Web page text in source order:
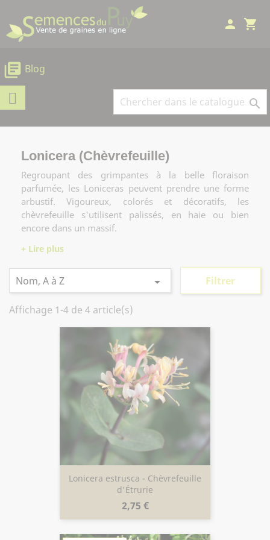
Panneau de gestion des cookies
shopping_cart
person
library_books Blog

Lonicera (Chèvrefeuille)
Regroupant des grimpantes à la belle floraison
parfumée, les Loniceras peuvent prendre une forme
arbustif. Vigoureux, colorés et décoratifs, les
chèvrefeuille s'utilisent palissés, en haie ou bien
encore dans un massif.
Nom, A à Z  Filtrer
Affichage 1-4 de 4 article(s)
Lonicera estrusca - Chèvrefeuille
d'Étrurie
Prix
2,75 €